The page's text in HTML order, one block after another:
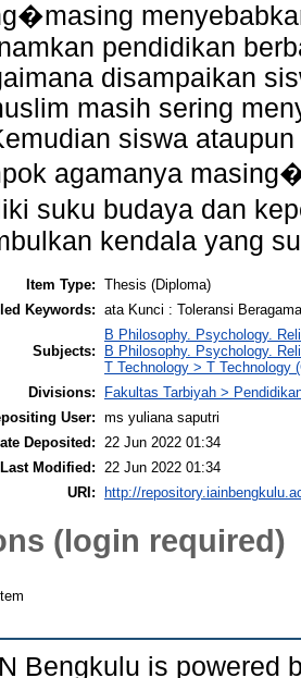
pendidikan
disampaikan
masih sering
siswa
agamanya
suku budaya dan
kendala yang
Item Type: Thesis (Diploma)
Keywords: ata Kunci : Toleransi
Subjects:
B Philosophy. Psychology.
B Philosophy. Psychology.
T Technology > T Technology
Divisions:
Fakultas Tarbiyah >
User: ms yuliana saputri
Deposited:
22 Jun 2022 01:34
Last Modified:
22 Jun 2022 01:34
URI:
http://
(login required)
Bengkulu is powered